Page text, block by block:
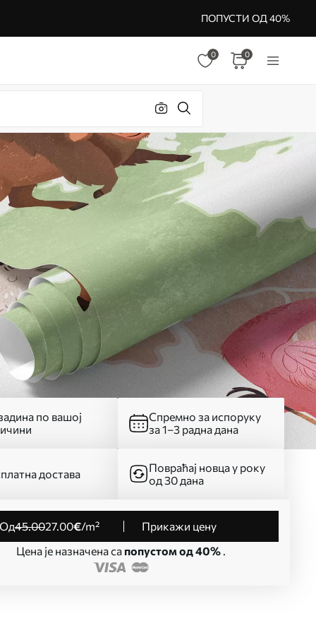
ПОПУСТИ ОД 40%
0 0
по вашој
Спремно за испоруку
за 1–3 радна дана
достава
Повраћај новца у року
од 30 дана
од45.0027.00€/m²
Прикажи цену
Цена је назначена са попустом од 40%.